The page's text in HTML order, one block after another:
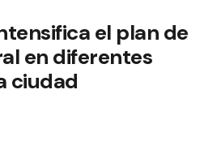
el plan de
en diferentes
ciudad